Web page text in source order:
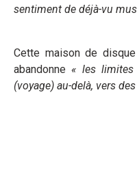
sentiment de déjà-vu
Cette maison de
abandonne « les limites
(voyage) au-delà, vers